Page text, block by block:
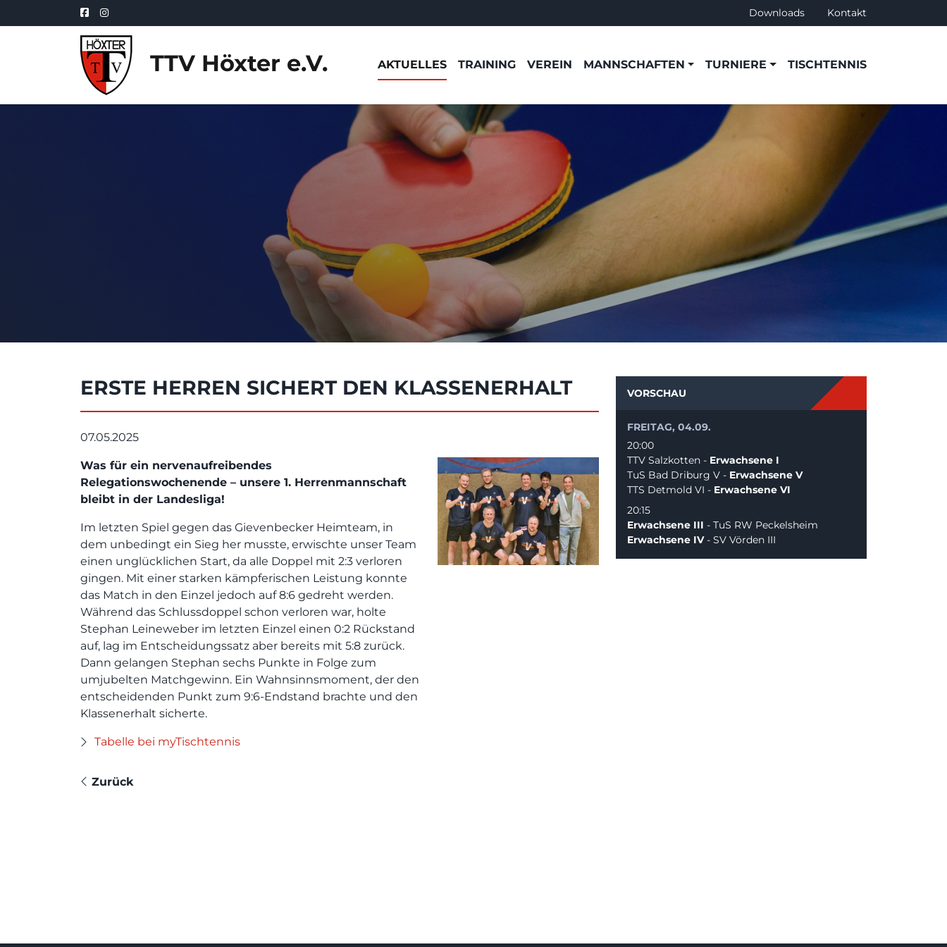
Downloads Kontakt
TTV Höxter e.V. AKTUELLES TRAINING VEREIN MANNSCHAFTEN TURNIERE TISCHTENNIS
ERSTE HERREN SICHERT DEN KLASSENERHALT
07.05.2025
Was für ein nervenaufreibendes
Relegationswochenende – unsere 1. Herrenmannschaft
bleibt in der Landesliga!
Im letzten Spiel gegen das Gievenbecker Heimteam, in
dem unbedingt ein Sieg her musste, erwischte unser Team
einen unglücklichen Start, da alle Doppel mit 2:3 verloren
gingen. Mit einer starken kämpferischen Leistung konnte
das Match in den Einzel jedoch auf 8:6 gedreht werden.
Während das Schlussdoppel schon verloren war, holte
Stephan Leineweber im letzten Einzel einen 0:2 Rückstand
auf, lag im Entscheidungssatz aber bereits mit 5:8 zurück.
Dann gelangen Stephan sechs Punkte in Folge zum
umjubelten Matchgewinn. Ein Wahnsinnsmoment, der den
entscheidenden Punkt zum 9:6-Endstand brachte und den
Klassenerhalt sicherte.
Tabelle bei myTischtennis
Zurück
VORSCHAU
FREITAG, 04.09.
20:00
TTV Salzkotten - Erwachsene I
TuS Bad Driburg V - Erwachsene V
TTS Detmold VI - Erwachsene VI
20:15
Erwachsene III - TuS RW Peckelsheim
Erwachsene IV- SV Vörden III